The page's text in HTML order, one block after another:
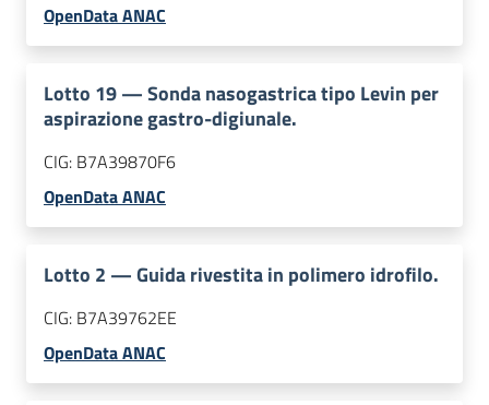
OpenData ANAC
Lotto 19—Sonda nasogastrica tipo Levin per
aspirazione gastro-digiunale.
CIG: B7A39870F6
OpenData ANAC
Lotto 2 —Guida rivestita in polimero idrofilo.
CIG: B7A39762EE
OpenData ANAC